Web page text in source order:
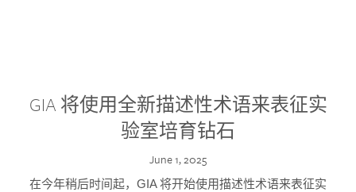
GIA 将使用全新描述性术语来表征实
验室培育钻石
June 1, 2025
在今年稍后时间起，GIA 将开始使用描述性术语来表征实